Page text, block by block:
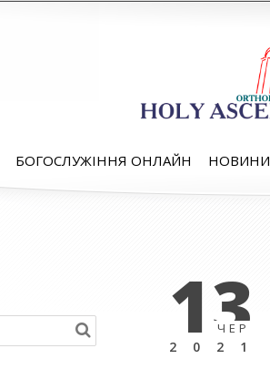
БОГОСЛУЖІННЯ ОНЛАЙН НОВИНИ
13
ЧЕР
2021